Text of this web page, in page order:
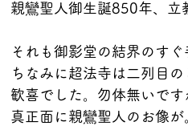
親鸞聖人御生誕850年、立
それも御影堂の結界のす
ちなみに超法寺は二列目の
歓喜でした。勿体無いです
真正面に親鸞聖人のお像が